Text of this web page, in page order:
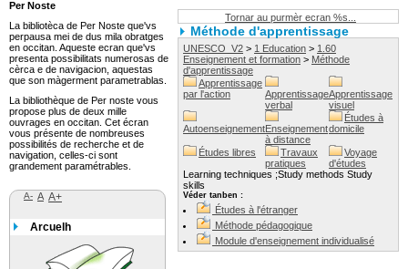
Tornar au purmèr ecran %s...
Méthode d'apprentissage
UNESCO_V2 > 1 Education > 1.60
Enseignement et formation > Méthode
d'apprentissage
Apprentissage
par l'action
Apprentissage
verbal
Apprentissage
visuel
AutoenseignementEnseignement
à distance
Études à
domicile
Études libres
Travaux
pratiques
Voyage
d'études
Learning techniques ;Study methods Study
skills
Véder tanben :
Études à l'étranger
Méthode pédagogique
Module d'enseignement individualisé
Per Noste
La bibliotèca de Per Noste que'vs
perpausa mei de dus mila obratges
en occitan. Aqueste ecran que'vs
presenta possibilitats numerosas de
cèrca e de navigacion, aquestas
que son màgerment parametrablas.
La bibliothèque de Per noste vous
propose plus de deux mille
ouvrages en occitan. Cet écran
vous présente de nombreuses
possibilités de recherche et de
navigation, celles-ci sont
grandement paramétrables.
A- A A+
Arcuelh